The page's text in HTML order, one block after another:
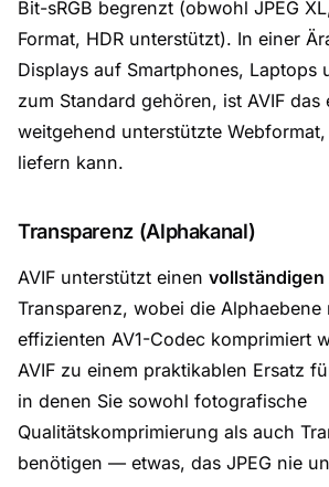
Bit-sRGB begrenzt (obwohl JPEG
Format, HDR unterstützt). In einer
Displays auf Smartphones, Laptops
zum Standard gehören, ist AVIF das
weitgehend unterstützte
liefern kann.
Transparenz (Alphakanal)
AVIF unterstützt einen vollständigen
Transparenz, wobei die Alphaebene
effizienten AV1-Codec komprimiert
AVIF zu einem praktikablen Ersatz
in denen Sie sowohl fotografische
Qualitätskomprimierung als auch
benötigen — etwas, das JPEG nie